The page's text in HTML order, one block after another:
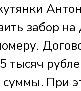
забор
тысяч
суммы. При